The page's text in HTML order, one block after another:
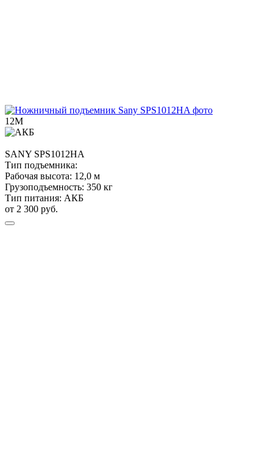
12М
SANY SPS1012HA
Тип подъемника:
Рабочая высота: 12,0 м
Грузоподъемность: 350 кг
Тип питания: АКБ
от 2 300 руб.